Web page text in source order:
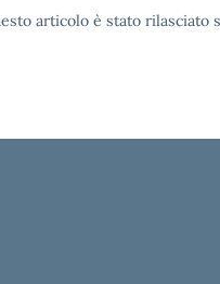
articolo è stato